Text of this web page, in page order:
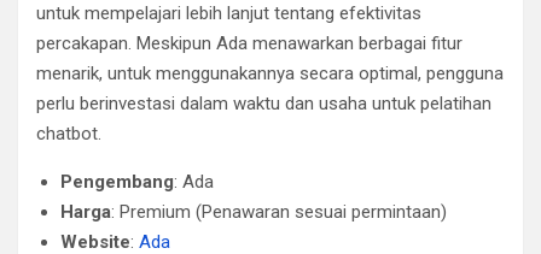
untuk mempelajari lebih lanjut tentang efektivitas
percakapan. Meskipun Ada menawarkan berbagai fitur
menarik, untuk menggunakannya secara optimal, pengguna
perlu berinvestasi dalam waktu dan usaha untuk pelatihan
chatbot.
Pengembang: Ada
Harga: Premium (Penawaran sesuai permintaan)
Website: Ada